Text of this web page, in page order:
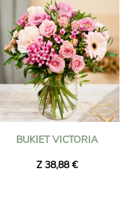
BUKIET VICTORIA
Z 38,88 €